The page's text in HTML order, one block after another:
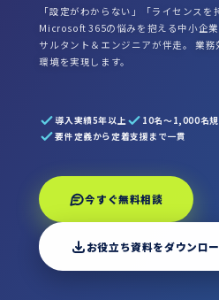
「設定がわからない」「ライセンス
Microsoft 365の悩みを抱える中小企
サルタント＆エンジニアが伴走。 業
環境を実現します。
導入実績5年以上
10名〜1,000名
要件定義から定着支援まで一貫
今すぐ無料相談
お役立ち資料をダウンロ